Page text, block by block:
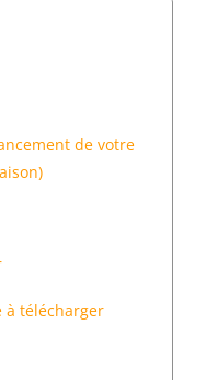
de votre
télécharger